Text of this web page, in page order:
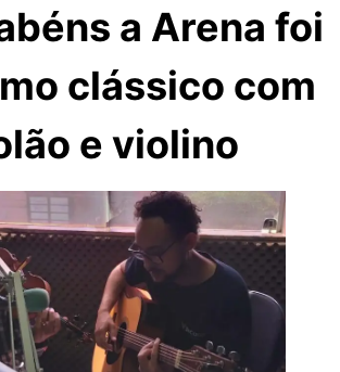
a Arena foi
clássico com
e violino